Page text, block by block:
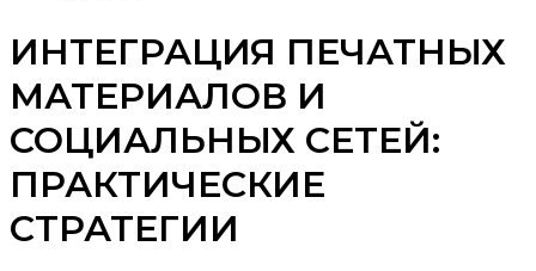
ИНТЕГРАЦИЯ ПЕЧАТНЫХ
МАТЕРИАЛОВ И
СОЦИАЛЬНЫХ СЕТЕЙ:
ПРАКТИЧЕСКИЕ
СТРАТЕГИИ